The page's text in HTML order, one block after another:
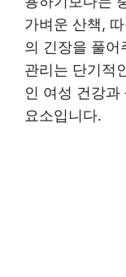
가벼운 산책,
의 긴장을 풀어
관리는 단기적
인 여성 건강
요소입니다.